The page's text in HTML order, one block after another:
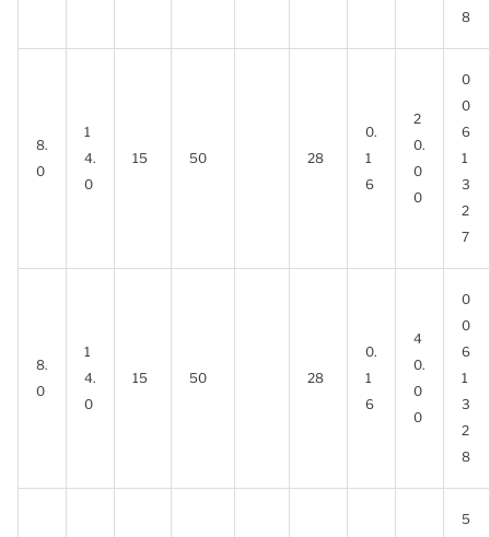
8
8.
0
1
4.
0
15 50 28
0.
1
6
2
0.
0
0
0
0
6
1
3
2
7
8.
0
1
4.
0
15 50 28
0.
1
6
4
0.
0
0
0
0
6
1
3
2
8
5